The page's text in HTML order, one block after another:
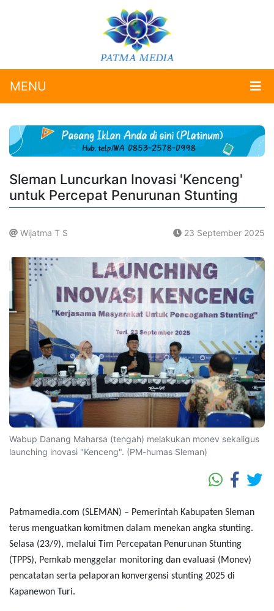
MENU
Sleman Luncurkan Inovasi 'Kenceng'
untuk Percepat Penurunan Stunting
Wijatma T S 23 September 2025
Wabup Danang Maharsa (tengah) melakukan monev sekaligus
launching inovasi "Kenceng". (PM-humas Sleman)
Patmamedia.com (SLEMAN) – Pemerintah Kabupaten Sleman
terus menguatkan komitmen dalam menekan angka stunting.
Selasa (23/9), melalui Tim Percepatan Penurunan Stunting
(TPPS), Pemkab menggelar monitoring dan evaluasi (Monev)
pencatatan serta pelaporan konvergensi stunting 2025 di
Kapanewon Turi.